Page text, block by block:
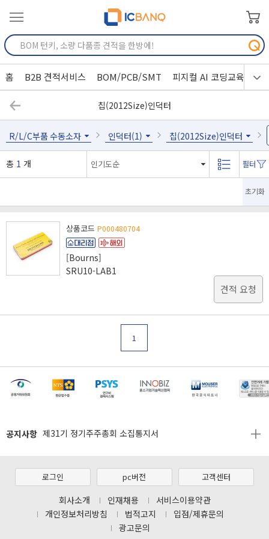
홈 B2B 견적서비스 BOM/PCB/SMT 피지컬 AI 코딩교육
칩(2012Size)인덕터
R/L/C부품 수동소자 인덕터(1) 칩(2012Size)인덕터
총 1 개
초기화
상품코드 P000480704
[Bourns]
SRU10-LAB1
견적 요청
1
공지사항
[마일리지 적립 및 사용 정책 개편 안내]
제31기 정기주주총회 소집통지서
[2026년 8월 신용카드 무이자 행사 안내]
제31기 정기주주총회 소집통지서
[마일리지 적립 및 사용 정책 개편 안내]
로그인 pc버전 고객센터
회사소개 인재채용
서비스이용약관
개인정보처리방침
법적고지
입점/제휴문의
광고문의